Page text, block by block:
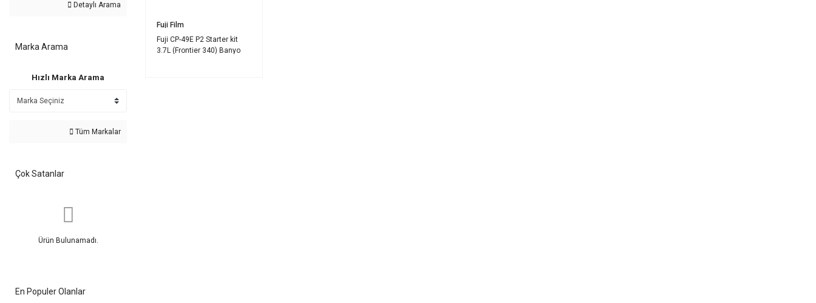
Detaylı Arama
Marka Arama
Hızlı Marka Arama
Tüm Markalar
Çok Satanlar
Ürün Bulunamadı.
En Populer Olanlar
Fuji Film
Fuji CP-49E P2 Starter kit
3.7L (Frontier 340) Banyo